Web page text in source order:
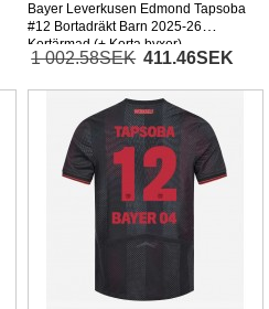
Bayer Leverkusen Edmond Tapsoba
#12 Bortadräkt Barn 2025-26
Kortärmad (+ Korta byxor)
1 002.58SEK 411.46SEK